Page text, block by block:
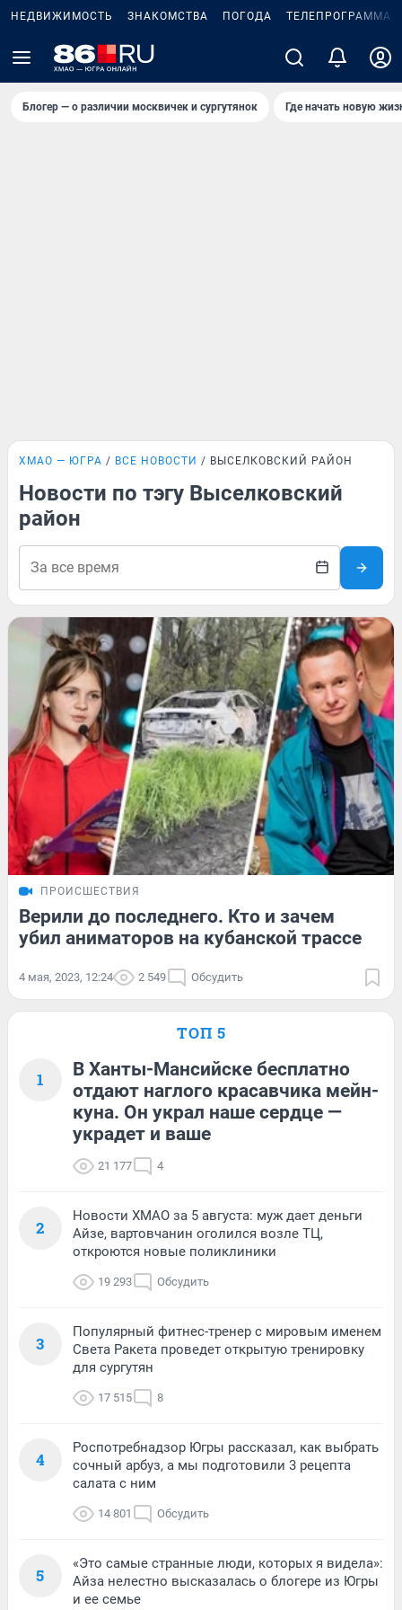
НЕДВИЖИМОСТЬ ЗНАКОМСТВА ПОГОДА ТЕЛЕПРОГРАММА
Блогер — о различии москвичек и сургутянок Где начать новую
ХМАО — ЮГРА ВСЕ НОВОСТИ ВЫСЕЛКОВСКИЙ РАЙОН
Новости по тэгу Выселковский
район
ПРОИСШЕСТВИЯ
Верили до последнего. Кто и зачем
убил аниматоров на кубанской трассе
4 мая, 2023, 12:24 2 549 Обсудить
ТОП 5
1
В Ханты-Мансийске бесплатно
отдают наглого красавчика мейн-
куна. Он украл наше сердце —
украдет и ваше
21 177 4
2
Новости ХМАО за 5 августа: муж дает деньги
Айзе, вартовчанин оголился возле ТЦ,
откроются новые поликлиники
19 293 Обсудить
3
Популярный фитнес-тренер с мировым именем
Света Ракета проведет открытую тренировку
для сургутян
17 515 8
4
Роспотребнадзор Югры рассказал, как выбрать
сочный арбуз, а мы подготовили 3 рецепта
салата с ним
14 801 Обсудить
5
«Это самые странные люди, которых я видела»:
Айза нелестно высказалась о блогере из Югры
и ее семье